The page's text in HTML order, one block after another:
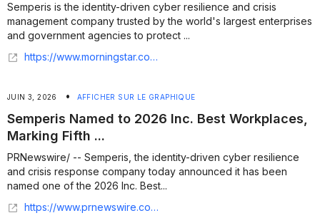
Semperis is the identity-driven cyber resilience and crisis
management company trusted by the world's largest enterprises
and government agencies to protect ...
https://www.morningstar.com/news/business-wire/20260610803688/hack-the-box-and-semperis-form-strategic-technology-alliance-to-advance-enterprise-identity-resilience
JUIN 3, 2026 • AFFICHER SUR LE GRAPHIQUE
Semperis Named to 2026 Inc. Best Workplaces,
Marking Fifth ...
PRNewswire/ -- Semperis, the identity-driven cyber resilience
and crisis response company today announced it has been
named one of the 2026 Inc. Best...
https://www.prnewswire.com/news-releases/semperis-named-to-2026-inc-best-workplaces-marking-fifth-consecutive-year-302788835.html